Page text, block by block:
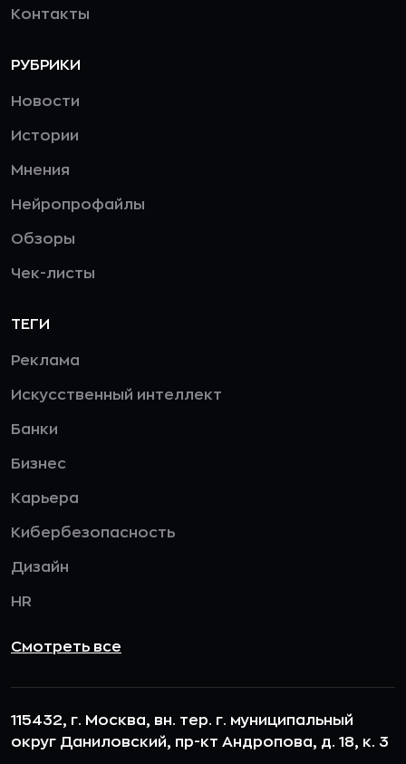
Контакты
РУБРИКИ
Новости
Истории
Мнения
Нейропрофайлы
Обзоры
Чек-листы
ТЕГИ
Реклама
Искусственный интеллект
Банки
Бизнес
Карьера
Кибербезопасность
Дизайн
HR
Смотреть все
115432, г. Москва, вн. тер. г. муниципальный
округ Даниловский, пр-кт Андропова, д. 18, к. 3